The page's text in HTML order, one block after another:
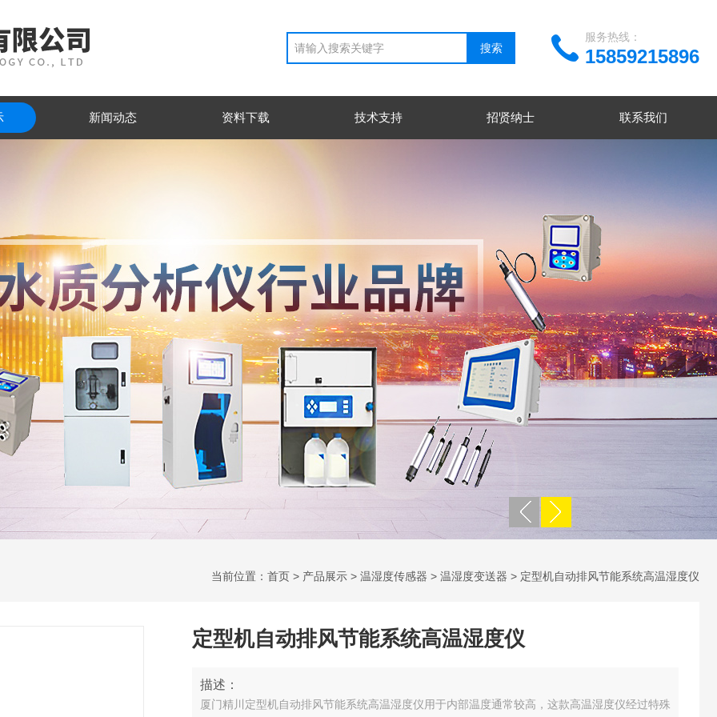
15859215896
服务热线：
新闻动态 资料下载 技术支持 招贤纳士 联系我们
当前位置： 首页 > 产品展示 > 温湿度传感器 > 温湿度变送器 > 定型机自动排风节能系统高温湿度仪
定型机自动排风节能系统高温湿度仪
描述：
厦门精川定型机自动排风节能系统高温湿度仪用于内部温度通常较高，这款高温湿度仪经过特殊